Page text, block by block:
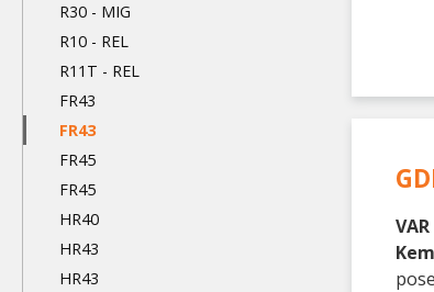
R30 - MIG
R10 - REL
R11T - REL
FR43
FR43
FR45
FR45
HR40
HR43
HR43